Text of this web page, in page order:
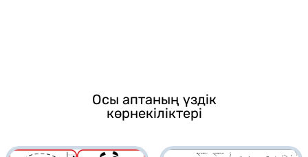
Осы аптаның үздік
көрнекіліктері